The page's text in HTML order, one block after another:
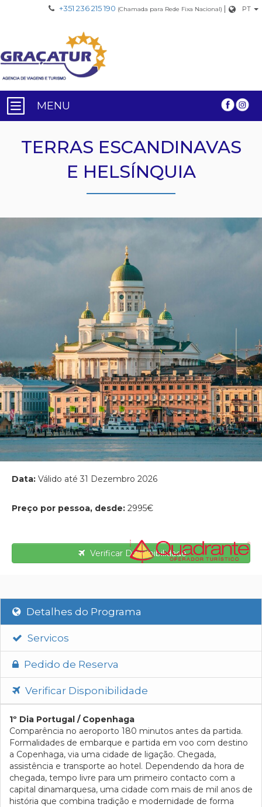
+351 236 215 190 (Chamada para Rede Fixa Nacional) | PT
MENU
TERRAS ESCANDINAVAS
E HELSÍNQUIA
Data: Válido até 31 Dezembro 2026
Preço por pessoa, desde: 2995€
Verificar Disponibilidade
Detalhes do Programa
Servicos
Pedido de Reserva
Verificar Disponibilidade
1º Dia Portugal / Copenhaga
Comparência no aeroporto 180 minutos antes da partida.
Formalidades de embarque e partida em voo com destino
a Copenhaga, via uma cidade de ligação. Chegada,
assistência e transporte ao hotel. Dependendo da hora de
chegada, tempo livre para um primeiro contacto com a
capital dinamarquesa, uma cidade com mais de mil anos de
história que combina tradição e modernidade de forma